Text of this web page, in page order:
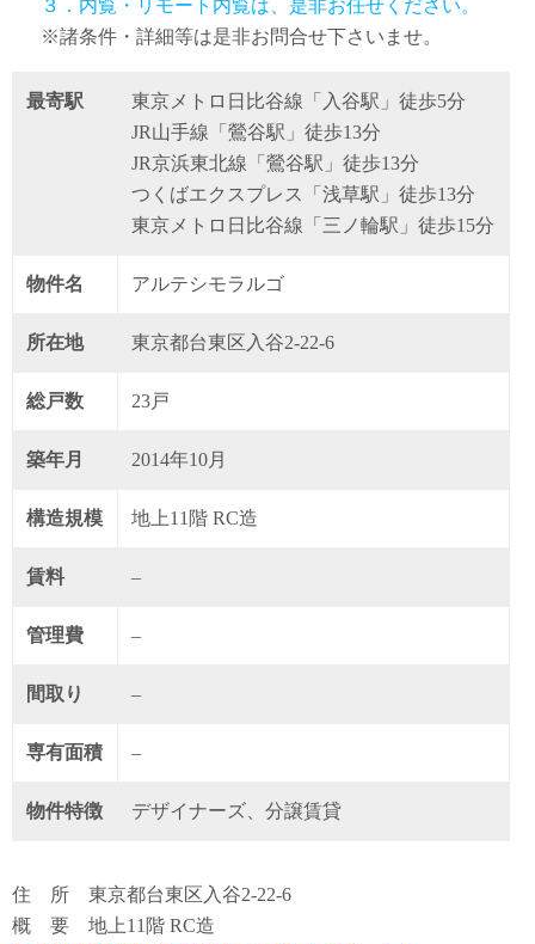
３．内覧・リモート内覧は、是非お任せください。
※諸条件・詳細等は是非お問合せ下さいませ。
最寄駅
東京メトロ日比谷線「入谷駅」徒歩5分
JR山手線「鶯谷駅」徒歩13分
JR京浜東北線「鶯谷駅」徒歩13分
つくばエクスプレス「浅草駅」徒歩13分
東京メトロ日比谷線「三ノ輪駅」徒歩15分
物件名 アルテシモラルゴ
所在地 東京都台東区入谷2-22-6
総戸数 23戸
築年月 2014年10月
構造規模 地上11階 RC造
賃料 –
管理費 –
間取り –
専有面積 –
物件特徴 デザイナーズ、分譲賃貸
住 所 東京都台東区入谷2-22-6
概 要 地上11階 RC造